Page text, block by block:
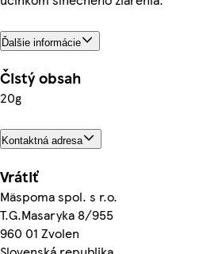
Ďalšie informácie
Čistý obsah
20g
Kontaktná adresa
Vrátiť
Mäspoma spol. s r.o.
T.G.Masaryka 8/955
960 01 Zvolen